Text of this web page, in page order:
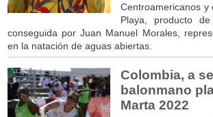
Centroamericanos
Playa, producto
conseguida por Juan Manuel Morales,
en la natación de aguas abiertas.
Colombia, a
balonmano
Marta 2022